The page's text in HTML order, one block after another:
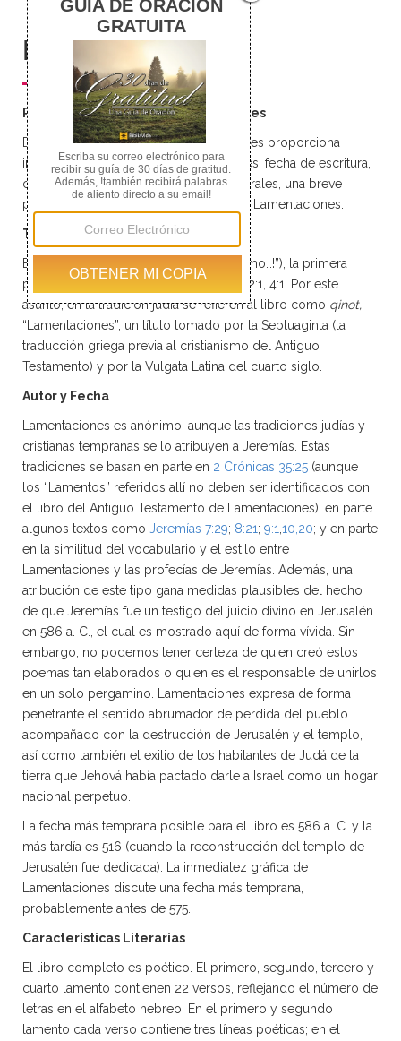
Lamentaciones 4
Lamentaciones 5
Resumen
Resumen del libro de Lamentaciones
Este resumen del libro de Lamentaciones proporciona
información acerca del título, los autores, fecha de escritura,
cronología, temas, teología, ideas generales, una breve
perspectiva y los capítulos del libro de Lamentaciones.
Título
El título hebreo del libro es
(“¡Como…!”), la primera
palabra no solo en 1:1 sino también en 2:1, 4:1. Por este
asunto, en la tradición judía se refieren al libro como qinot,
“Lamentaciones”, un título tomado por la Septuaginta (la
traducción griega previa al cristianismo del Antiguo
Testamento) y por la Vulgata Latina del cuarto siglo.
Autor y Fecha
Lamentaciones es anónimo, aunque las tradiciones judías y
cristianas tempranas se lo atribuyen a Jeremías. Estas
tradiciones se basan en parte en 2 Crónicas 35:25 (aunque
los “Lamentos” referidos allí no deben ser identificados con
el libro del Antiguo Testamento de Lamentaciones); en parte
algunos textos como Jeremías 7:29; 8:21; 9:1 10,20; y en parte
en la similitud del vocabulario y el estilo entre
Lamentaciones y las profecías de Jeremías. Además, una
atribución de este tipo gana medidas plausibles del hecho
de que Jeremías fue un testigo del juicio divino en Jerusalén
en 586 a. C., el cual es mostrado aquí de forma vívida. Sin
embargo, no podemos tener certeza de quien creó estos
poemas tan elaborados o quien es el responsable de unirlos
en un solo pergamino. Lamentaciones expresa de forma
penetrante el sentido abrumador de perdida del pueblo
acompañado con la destrucción de Jerusalén y el templo,
así como también el exilio de los habitantes de Judá de la
tierra que Jehová había pactado darle a Israel como un hogar
nacional perpetuo.
La fecha más temprana posible para el libro es 586 a. C. y la
más tardía es 516 (cuando la reconstrucción del templo de
Jerusalén fue dedicada). La inmediatez gráfica de
Lamentaciones discute una fecha más temprana,
probablemente antes de 575.
Características Literarias
El libro completo es poético. El primero, segundo, tercero y
cuarto lamento contienen 22 versos, reflejando el número de
letras en el alfabeto hebreo. En el primero y segundo
lamento cada verso contiene tres líneas poéticas; en el